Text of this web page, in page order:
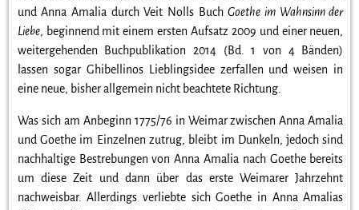
und Anna Amalia durch Veit Nolls BuchGoethe im Wahnsinn der
Liebe, beginnend mit einem ersten Aufsatz 2009 und einer neuen,
weitergehenden Buchpublikation 2014 (Bd. 1 von 4 Bänden)
lassen sogar Ghibellinos Lieblingsidee zerfallen und weisen in
eine neue, bisher allgemein nicht beachtete Richtung.
Was sich am Anbeginn 1775/76 in Weimar zwischen Anna Amalia
und Goethe im Einzelnen zutrug, bleibt im Dunkeln, jedoch sind
nachhaltige Bestrebungen von Anna Amalia nach Goethe bereits
um diese Zeit und dann über das erste Weimarer Jahrzehnt
nachweisbar. Allerdings verliebte sich Goethe in Anna Amalias